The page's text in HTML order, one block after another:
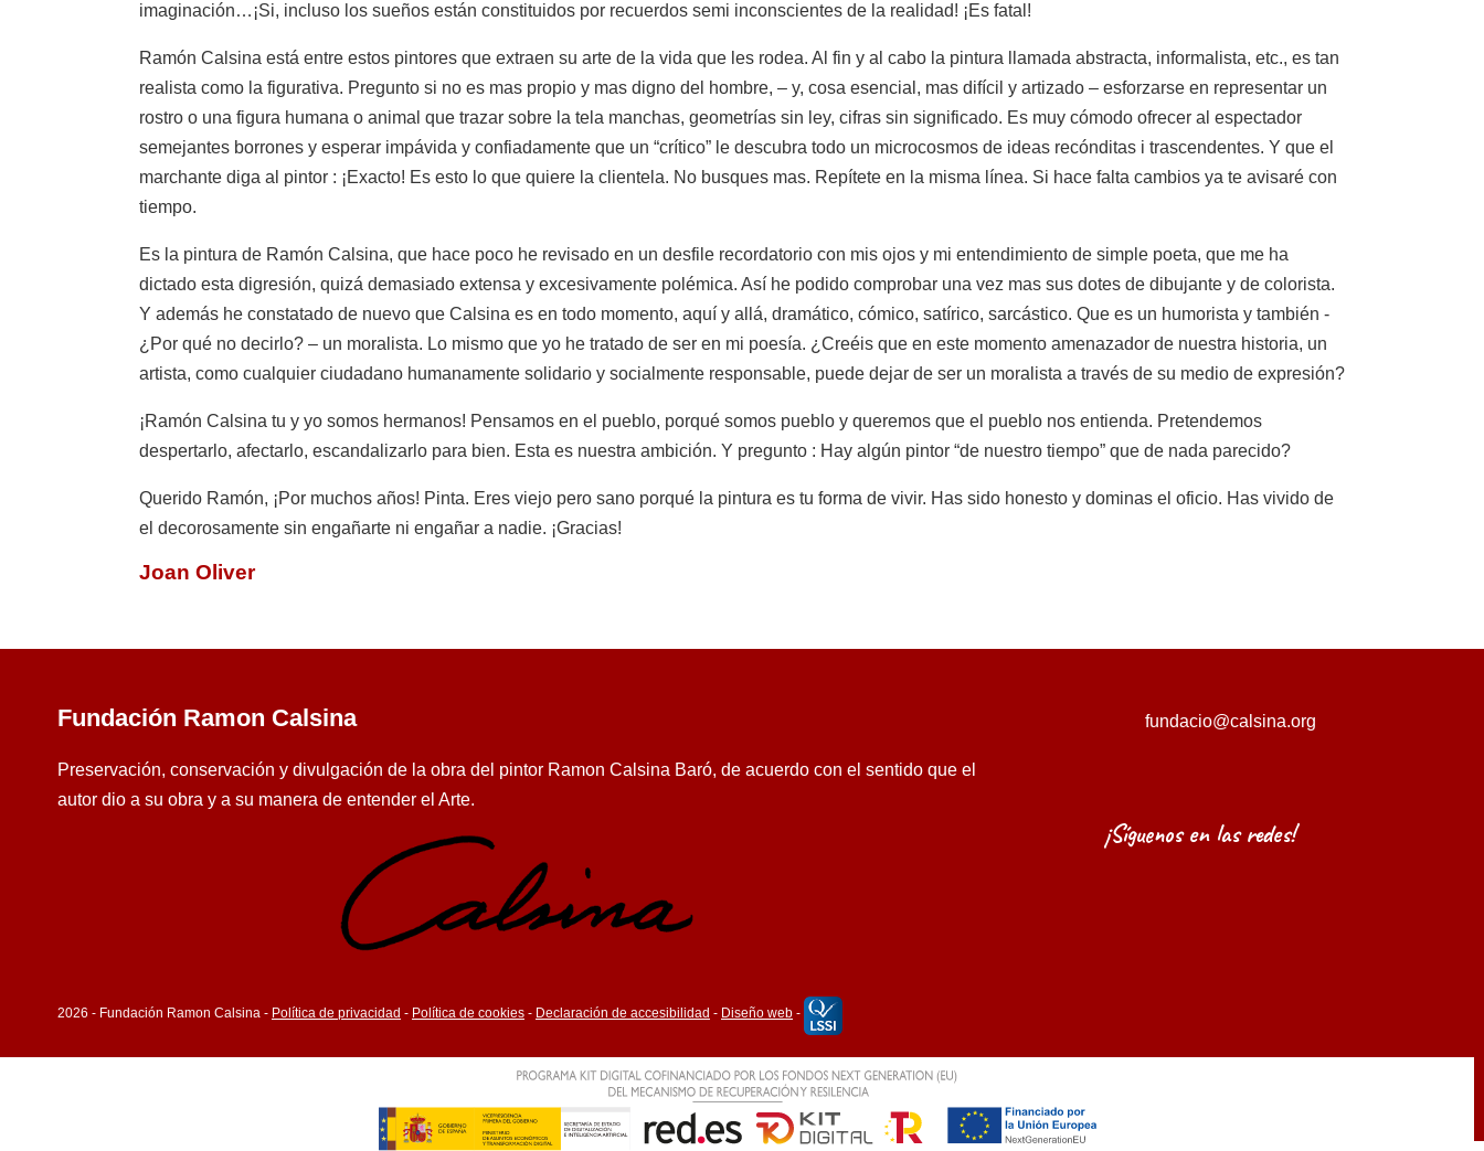
imaginación…¡Si, incluso los sueños están constituidos por recuerdos semi inconscientes de la realidad! ¡Es fatal!
Ramón Calsina está entre estos pintores que extraen su arte de la vida que les rodea. Al fin y al cabo la pintura llamada abstracta, informalista, etc., es tan
realista como la figurativa. Pregunto si no es mas propio y mas digno del hombre, – y, cosa esencial, mas difícil y artizado – esforzarse en representar un
rostro o una figura humana o animal que trazar sobre la tela manchas, geometrías sin ley, cifras sin significado. Es muy cómodo ofrecer al espectador
semejantes borrones y esperar impávida y confiadamente que un “crítico” le descubra todo un microcosmos de ideas recónditas i trascendentes. Y que el
marchante diga al pintor : ¡Exacto! Es esto lo que quiere la clientela. No busques mas. Repítete en la misma línea. Si hace falta cambios ya te avisaré con
tiempo.
Es la pintura de Ramón Calsina, que hace poco he revisado en un desfile recordatorio con mis ojos y mi entendimiento de simple poeta, que me ha
dictado esta digresión, quizá demasiado extensa y excesivamente polémica. Así he podido comprobar una vez mas sus dotes de dibujante y de colorista.
Y además he constatado de nuevo que Calsina es en todo momento, aquí y allá, dramático, cómico, satírico, sarcástico. Que es un humorista y también -
¿Por qué no decirlo? – un moralista. Lo mismo que yo he tratado de ser en mi poesía. ¿Creéis que en este momento amenazador de nuestra historia, un
artista, como cualquier ciudadano humanamente solidario y socialmente responsable, puede dejar de ser un moralista a través de su medio de expresión?
¡Ramón Calsina tu y yo somos hermanos! Pensamos en el pueblo, porqué somos pueblo y queremos que el pueblo nos entienda. Pretendemos
despertarlo, afectarlo, escandalizarlo para bien. Esta es nuestra ambición. Y pregunto : Hay algún pintor “de nuestro tiempo” que de nada parecido?
Querido Ramón, ¡Por muchos años! Pinta. Eres viejo pero sano porqué la pintura es tu forma de vivir. Has sido honesto y dominas el oficio. Has vivido de
el decorosamente sin engañarte ni engañar a nadie. ¡Gracias!
Joan Oliver
Fundación Ramon Calsina
Preservación, conservación y divulgación de la obra del pintor Ramon Calsina Baró, de acuerdo con el sentido que el
autor dio a su obra y a su manera de entender el Arte.
fundacio@calsina.org
¡Síguenos en las redes!
2026 - Fundación Ramon Calsina - Política de privacidad - Política de cookies - Declaración de accesibilidad - Diseño web -